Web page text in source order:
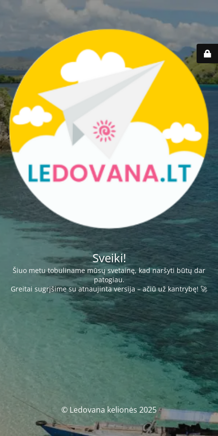
Sveiki!
Šiuo metu tobuliname mūsų svetainę, kad naršyti būtų dar
patogiau.
Greitai sugrįšime su atnaujinta versija – ačiū už kantrybę! 🚀
© Ledovana kelionės 2025